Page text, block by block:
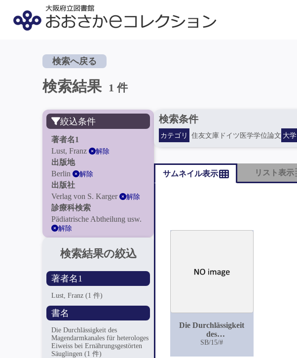
検索へ戻る
検索結果 1 件
絞込条件
著者名1
Lust, Franz
解除
出版地
Berlin
解除
出版社
Verlag von S. Karger
解除
診療科検索
Pädiatrische Abtheilung usw.
解除
検索結果の絞込
著者名1
Lust, Franz(1 件)
書名
Die Durchlässigkeit des
Magendarmkanales für heterologes
Eiweiss bei Ernährungsgestörten
Säuglingen(1 件)
検索条件
カテゴリ 住友文庫ドイツ医学学位論文 大学
サムネイル表示 リスト表示
Die Durchlässigkeit
des
Magendarmkanales
SB/15/#